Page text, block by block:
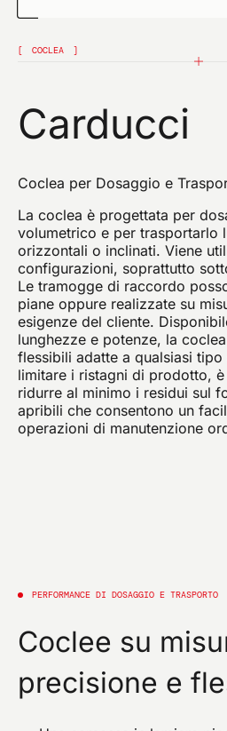
COCLEA
Carducci
Coclea per Dosaggio e
La coclea è progettata per
volumetrico e per trasportarlo
orizzontali o inclinati. Viene
configurazioni, soprattutto
Le tramogge di raccordo
piane oppure realizzate su
esigenze del cliente.
lunghezze e potenze, la
flessibili adatte a qualsiasi
limitare i ristagni di prodotto,
ridurre al minimo i residui sul
apribili che consentono un
operazioni di manutenzione
PERFORMANCE DI DOSAGGIO E TRASPORTO
Coclee su
precisione e
l'invio di comunicazioni
newsletter) da parte di omas